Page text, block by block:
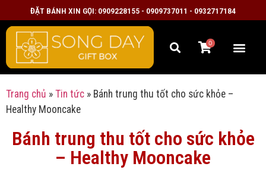
ĐẶT BÁNH XIN GỌI: 0909228155 - 0909737011 - 0932717184
0
Trang chủ » Tin tức » Bánh trung thu tốt cho sức khỏe –
Healthy Mooncake
Bánh trung thu tốt cho sức khỏe
– Healthy Mooncake